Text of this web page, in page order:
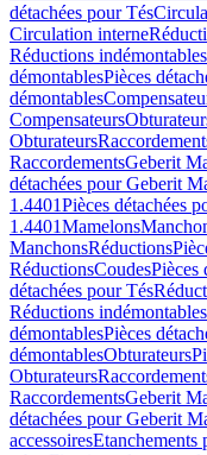
détachées pour Tés
Circulation interne
Réductions indémontables
démontablesPièces
démontables
Compensateurs
Obturateurs
RaccordementsGeberit
détachées pour Geberit
1.4401Pièces détachées
1.4401Mamelons
ManchonsRéductions
RéductionsCoudesPièces
détachées pour Tés
Réductions indémontables
démontablesPièces
démontablesObturateurs
Obturateurs
RaccordementsGeberit
détachées pour Geberit
accessoiresEtanchements